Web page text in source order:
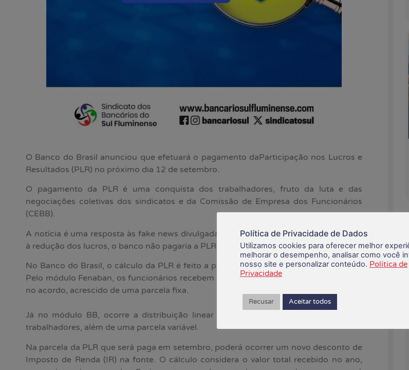
O Banco do Brasil anunciou que efetuará o pagamento daParticipação nos Lucros e
Resultados (PLR) no próximo dia 12 de setembro.
O pagamento da PLR é uma conquista dos trabalhadores, fruto da luta e das
negociações coletivas dos sindicatos e da Comissão de Empresa dos Funcionários
(CEBB).
A notícia é uma resposta às fake news divulgadas recentemente dizendo que, devido
à redução dos lucros, o banco não pagaria a PLR.
No Banco do Brasil, o cálculo da PLR é feito a partir de dois módulos: Fenaban e BB.
Pelo módulo Fenaban, os funcionários recebem 45% do salário paradigma estipulado
no acordo, acrescido de uma parcela fixa.
Já no módulo BB, ocorre a distribuição linear de 4% do lucro do banco entre os
trabalhadores, além de uma parcela variável.
Na parcela da PLR que será paga em setembro, poderá ocorrer um novo desconto de
Imposto de Renda (IR) na fonte. O cálculo considera o valor total recebido no ano,
Política de Privacidade de Dados
Utilizamos cookies para oferecer melhor
melhorar o desempenho, analisar como você
nosso site e personalizar conteúdo. Política de
Privacidade
Recusar Aceitar todos